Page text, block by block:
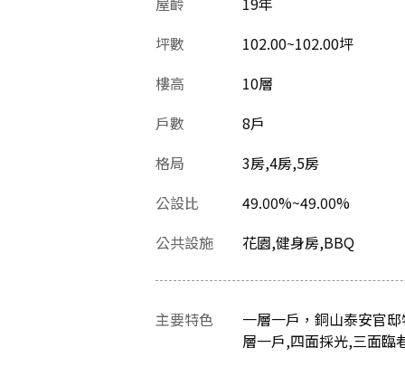
坪數
102.00~102.00坪
樓高
10層
戶數
8戶
格局
3房,4房,5房
公設比
49.00%~49.00%
公共設施
花園,健身房,BBQ
主要特色
一層一戶，銅山泰安官
層一戶,四面採光,三面臨